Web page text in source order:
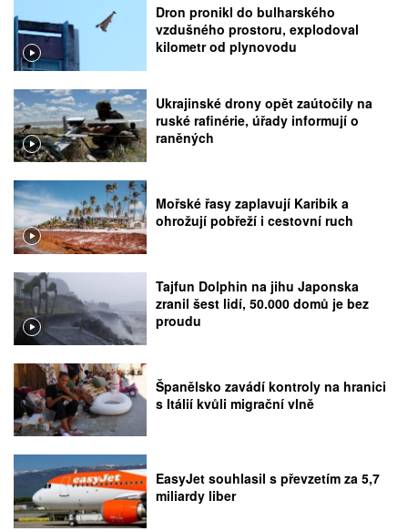
Dron pronikl do bulharského
vzdušného prostoru, explodoval
kilometr od plynovodu
Ukrajinské drony opět zaútočily na
ruské rafinérie, úřady informují o
raněných
Mořské řasy zaplavují Karibik a
ohrožují pobřeží i cestovní ruch
Tajfun Dolphin na jihu Japonska
zranil šest lidí, 50.000 domů je bez
proudu
Španělsko zavádí kontroly na hranici
s Itálií kvůli migrační vlně
EasyJet souhlasil s převzetím za 5,7
miliardy liber